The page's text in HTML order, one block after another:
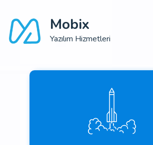
Mobix
Yazılım Hizmetleri